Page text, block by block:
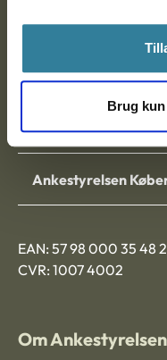
Brug
Ankestyrelsen
Ankestyrelsen
EAN: 57 98 000 35 48
CVR: 1007 4002
Om Ankestyrelsen